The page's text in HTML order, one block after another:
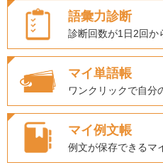
語彙力診断
診断回数が1日2回か
マイ単語帳
ワンクリックで自分
マイ例文帳
例文が保存できるマ